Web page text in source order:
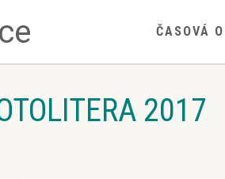
ČASOVÁ
2017